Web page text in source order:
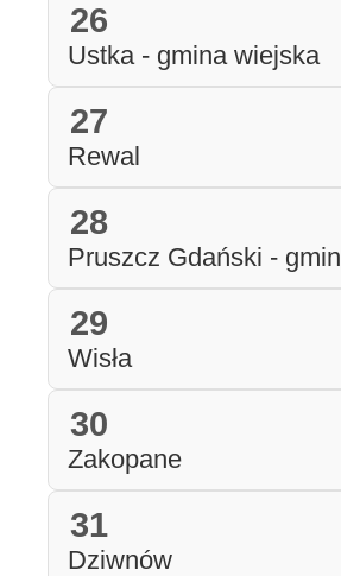
26
Ustka - gmina wiejska
27
Rewal
28
Pruszcz Gdański -
29
Wisła
30
Zakopane
31
Dziwnów